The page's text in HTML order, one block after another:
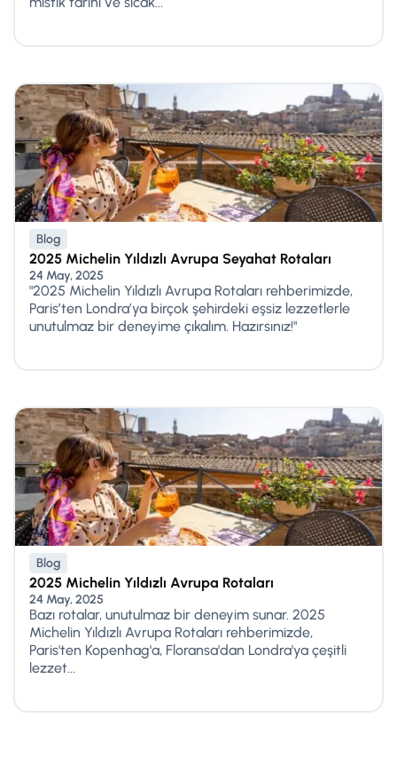
Blog
2025 Michelin Yıldızlı Avrupa Seyahat Rotaları
24 May, 2025
"2025 Michelin Yıldızlı Avrupa Rotaları rehberimizde,
Paris’ten Londra’ya birçok şehirdeki eşsiz lezzetlerle
unutulmaz bir deneyime çıkalım. Hazırsınız!"
Blog
2025 Michelin Yıldızlı Avrupa Rotaları
24 May, 2025
Bazı rotalar, unutulmaz bir deneyim sunar. 2025
Michelin Yıldızlı Avrupa Rotaları rehberimizde,
Paris'ten Kopenhag'a, Floransa'dan Londra'ya çeşitli
lezzet...